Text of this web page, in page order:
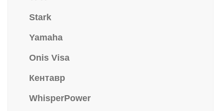
Stark
Yamaha
Onis Visa
Кентавр
WhisperPower